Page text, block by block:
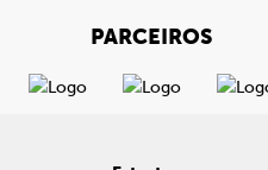
PARCEIROS